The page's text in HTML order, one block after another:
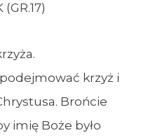
krzyż i
Brońcie
imię Boże było